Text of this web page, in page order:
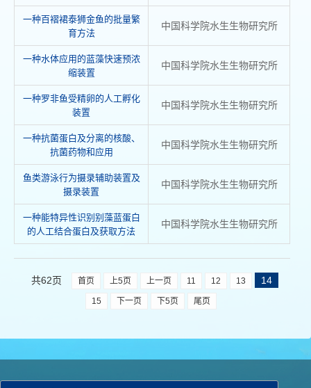
一种百褶裙泰狮金鱼的批量繁
育方法
中国科学院水生生物研究所
一种水体应用的蓝藻快速预浓
缩装置
中国科学院水生生物研究所
一种罗非鱼受精卵的人工孵化
装置
中国科学院水生生物研究所
一种抗菌蛋白及分离的核酸、
抗菌药物和应用
中国科学院水生生物研究所
鱼类游泳行为摄录辅助装置及
摄录装置
中国科学院水生生物研究所
一种能特异性识别别藻蓝蛋白
的人工结合蛋白及获取方法
中国科学院水生生物研究所
共62页 首页 上5页 上一页 11 12 13 14
15 下一页 下5页 尾页